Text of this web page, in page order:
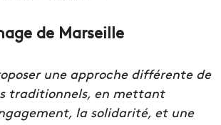
de Marseille
une approche différente de
traditionnels, en mettant
la solidarité, et une